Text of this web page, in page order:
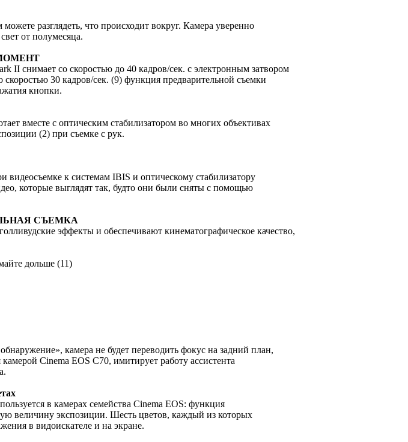
разглядеть, что происходит вокруг. Камера уверенно
от полумесяца.
II снимает со скоростью до 40 кадров/сек. с электронным затвором
30 кадров/сек. (9) функция предварительной съемки
кнопки.
вместе с оптическим стабилизатором во многих объективах
(2) при съемке с рук.
к системам IBIS и оптическому стабилизатору
которые выглядят так, будто они были сняты с помощью
СЪЕМКА
эффекты и обеспечивают кинематографическое качество,
дольше (11)
камера не будет переводить фокус на задний план,
Cinema EOS C70, имитирует работу ассистента
в камерах семейства Cinema EOS: функция
величину экспозиции. Шесть цветов, каждый из которых
в видоискателе и на экране.